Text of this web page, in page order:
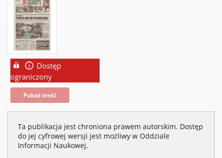
Dostęp
ograniczony
Pokaż treść
Ta publikacja jest chroniona prawem autorskim. Dostęp
do jej cyfrowej wersji jest możliwy w Oddziale
Informacji Naukowej.